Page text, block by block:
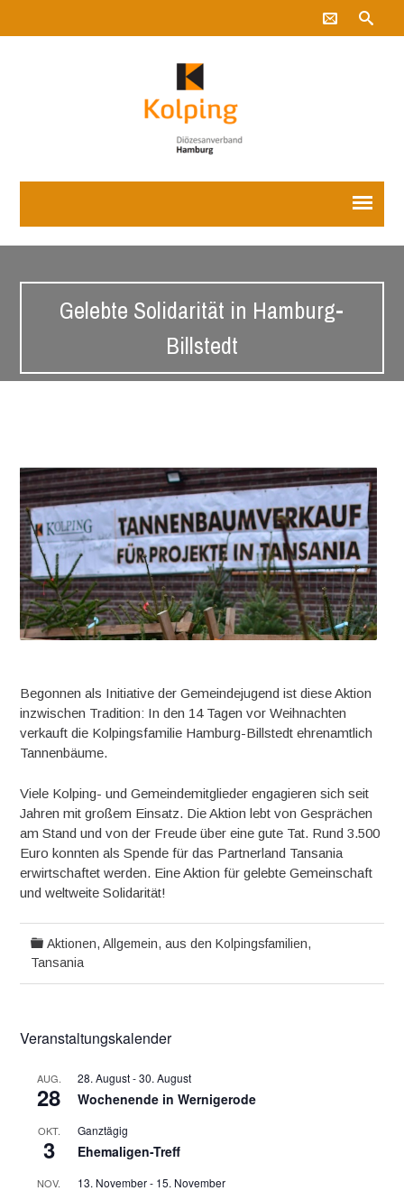
Gelebte Solidarität in Hamburg-
Billstedt
Begonnen als Initiative der Gemeindejugend ist diese Aktion
inzwischen Tradition: In den 14 Tagen vor Weihnachten
verkauft die Kolpingsfamilie Hamburg-Billstedt ehrenamtlich
Tannenbäume.
Viele Kolping- und Gemeindemitglieder engagieren sich seit
Jahren mit großem Einsatz. Die Aktion lebt von Gesprächen
am Stand und von der Freude über eine gute Tat. Rund 3.500
Euro konnten als Spende für das Partnerland Tansania
erwirtschaftet werden. Eine Aktion für gelebte Gemeinschaft
und weltweite Solidarität!
Aktionen,Allgemein,aus den Kolpingsfamilien,
Tansania
Veranstaltungskalender
AUG.
28
28. August-30. August
Wochenende in Wernigerode
OKT.
3
Ganztägig
Ehemaligen-Treff
NOV. 13. November- 15. November